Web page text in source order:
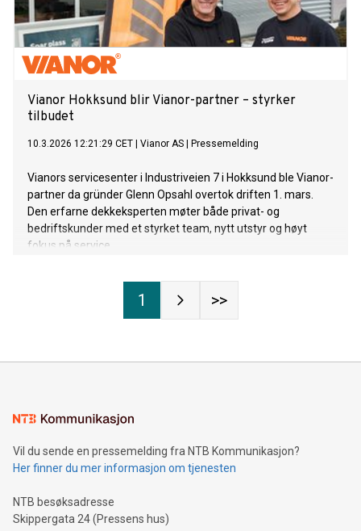
Vianor Hokksund blir Vianor-partner – styrker
tilbudet
10.3.2026 12:21:29 CET Vianor AS Pressemelding
Vianors servicesenter i Industriveien 7 i Hokksund ble Vianor-
partner da gründer Glenn Opsahl overtok driften 1. mars.
Den erfarne dekkeksperten møter både privat- og
bedriftskunder med et styrket team, nytt utstyr og høyt
fokus på service.
1 >>
Vil du sende en pressemelding fra NTB Kommunikasjon?
Her finner du mer informasjon om tjenesten
NTB besøksadresse
Skippergata 24 (Pressens hus)